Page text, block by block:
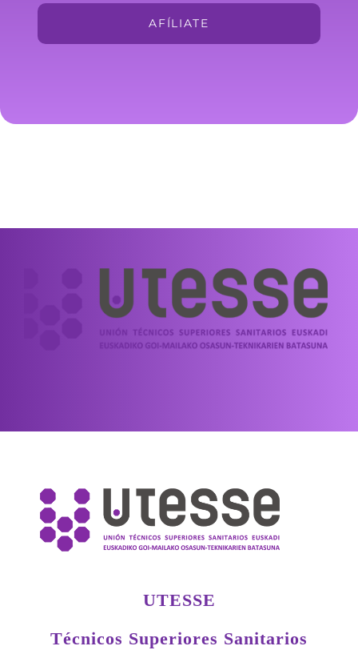
AFÍLIATE
UTESSE
Técnicos Superiores Sanitarios